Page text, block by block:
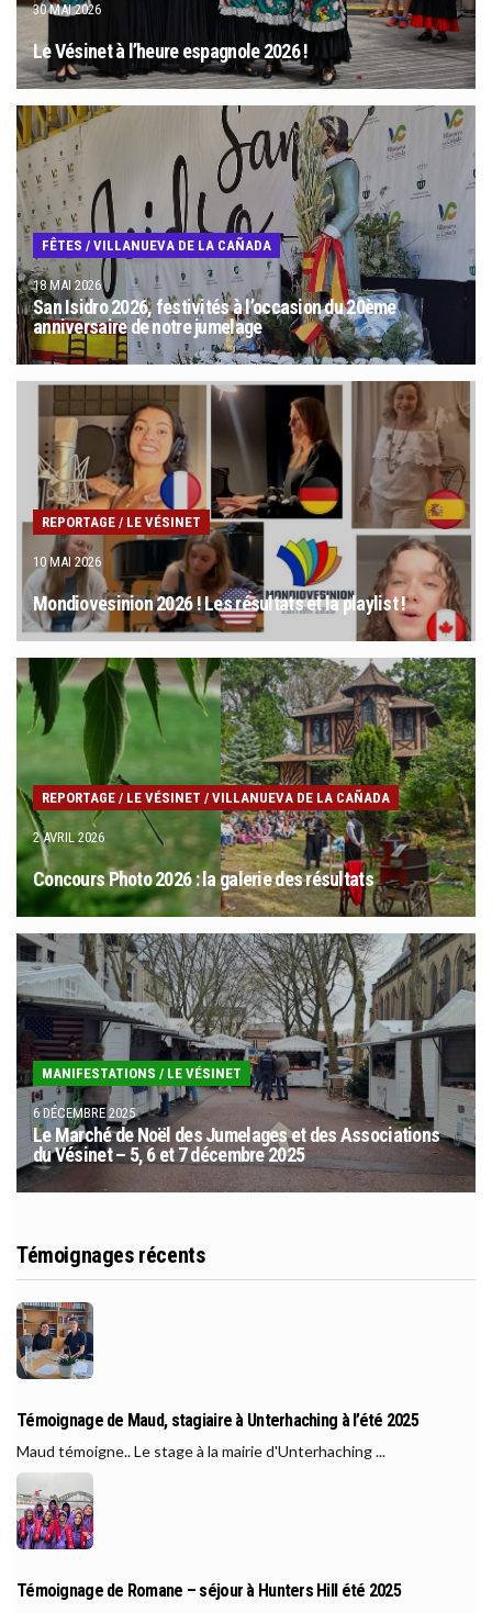
30 MAI 2026
Le Vésinet à l’heure espagnole 2026 !
FÊTES / VILLANUEVA DE LA CAÑADA
18 MAI 2026
San Isidro 2026, festivités à l’occasion du 20ème
anniversaire de notre jumelage
REPORTAGE / LE VÉSINET
10 MAI 2026
Mondiovesinion 2026 ! Les résultats et la playlist !
REPORTAGE / LE VÉSINET / VILLANUEVA DE LA CAÑADA
2 AVRIL 2026
Concours Photo 2026 : la galerie des résultats
MANIFESTATIONS / LE VÉSINET
6 DÉCEMBRE 2025
Le Marché de Noël des Jumelages et des Associations
du Vésinet – 5, 6 et 7 décembre 2025
Témoignages récents
Témoignage de Maud, stagiaire à Unterhaching à l’été 2025
Maud témoigne.. Le stage à la mairie d'Unterhaching ...
Témoignage de Romane – séjour à Hunters Hill été 2025